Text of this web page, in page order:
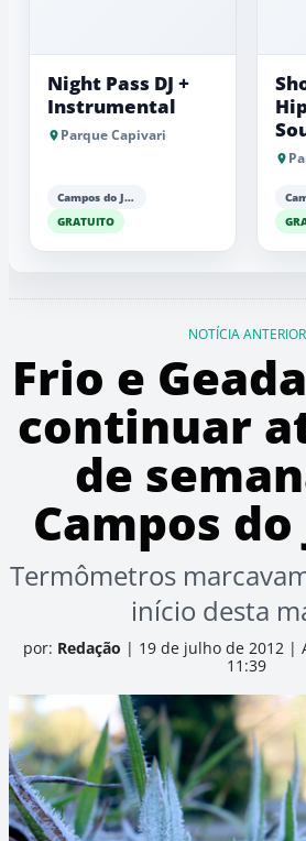
Night Pass DJ +
Instrumental
Parque Capivari
Campos do Jordão
GRATUITO
NOTÍCIA ANTERIOR
Frio e
continuar
de
Campos
Termômetros
início desta
por: Redação | 19 de julho de 2012 |
11:39